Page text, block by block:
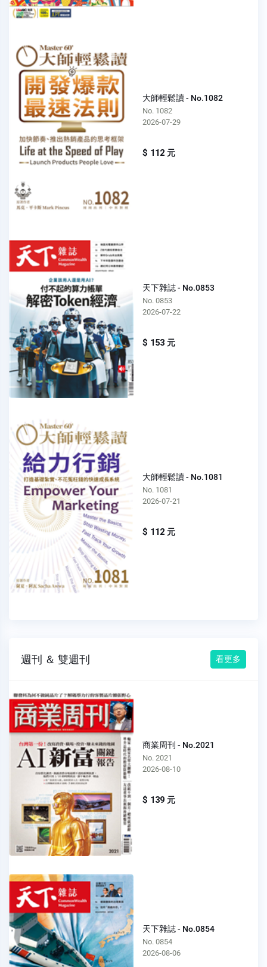
大師輕鬆讀 - No.1082
No. 1082
2026-07-29
$ 112 元
天下雜誌 - No.0853
No. 0853
2026-07-22
$ 153 元
大師輕鬆讀 - No.1081
No. 1081
2026-07-21
$ 112 元
週刊 ＆ 雙週刊 看更多
商業周刊 - No.2021
No. 2021
2026-08-10
$ 139 元
天下雜誌 - No.0854
No. 0854
2026-08-06